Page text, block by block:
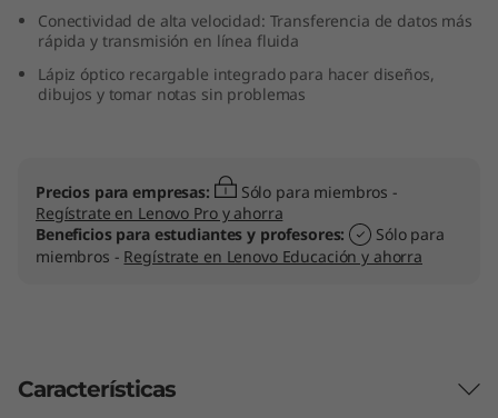
n
Conectividad de alta velocidad: Transferencia de datos más
rápida y transmisión en línea fluida
Lápiz óptico recargable integrado para hacer diseños,
dibujos y tomar notas sin problemas
Precios para empresas:
Sólo para miembros -
Regístrate en Lenovo Pro y ahorra
Beneficios para estudiantes y profesores:
Sólo para
miembros - Regístrate en Lenovo Educación y ahorra
Características